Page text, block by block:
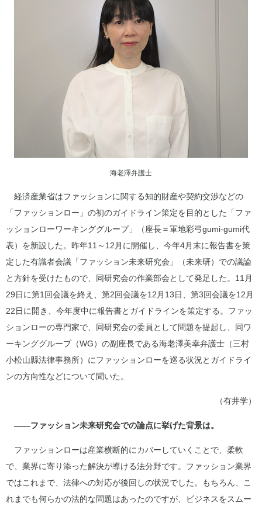
海老澤弁護士
経済産業省はファッションに関する知的財産や契約交渉などの
「ファッションロー」の初のガイドライン策定を目的とした「ファ
ッションローワーキンググループ」（座長＝軍地彩弓gumi-gumi代
表）を新設した。昨年11～12月に開催し、今年4月末に報告書を策
定した有識者会議「ファッション未来研究会」（未来研）での議論
と方針を受けたもので、同研究会の作業部会として発足した。11月
29日に第1回会議を終え、第2回会議を12月13日、第3回会議を12月
22日に開き、今年度中に報告書とガイドラインを策定する。ファッ
ションローの専門家で、同研究会の委員として問題を提起し、同ワ
ーキンググループ（WG）の副座長である海老澤美幸弁護士（三村
小松山縣法律事務所）にファッションローを巡る状況とガイドライ
ンの方向性などについて聞いた。
（有井学）
――ファッション未来研究会での論点に挙げた背景は。
ファッションローは産業横断的にカバーしていくことで、柔軟
で、業界に寄り添った解決が導ける法分野です。ファッション業界
ではこれまで、法律への対応が後回しの状況でした。もちろん、こ
れまでも何らかの法的な問題はあったのですが、ビジネスをスムー